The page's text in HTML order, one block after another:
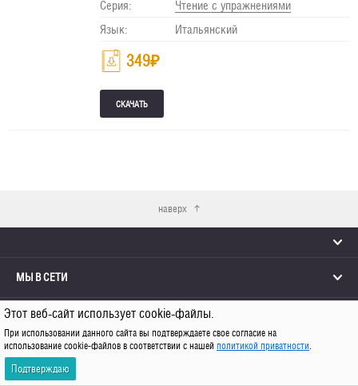
Этот веб-сайт использует cookie-файлы.
При использовании данного сайта вы подтверждаете свое согласие на
использование cookie-файлов в соответствии с нашей политикой приватности.
Подтверждаю
Серия:
Чтение с упражнениями
Язык:
Итальянский
349₽
наверх
МЫ В СЕТИ
КОНТАКТЫ